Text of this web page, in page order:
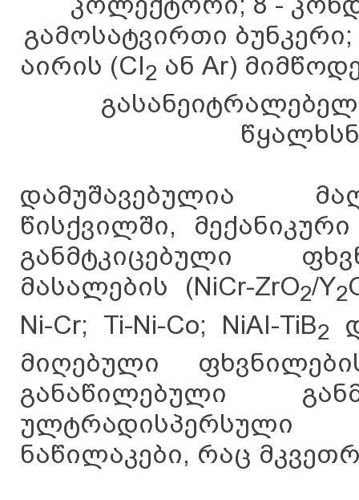
გამოსატვირთი
აირის (CI2 ან Ar)
დამუშავებულია
წისქვილში,
განმტკიცებული
მასალების (NiCr-ZrO2/Y2
Ni-Cr; Ti-Ni-Co; NiAI-TiB2
მიღებული
განაწილებული
ნაწილაკები, რაც